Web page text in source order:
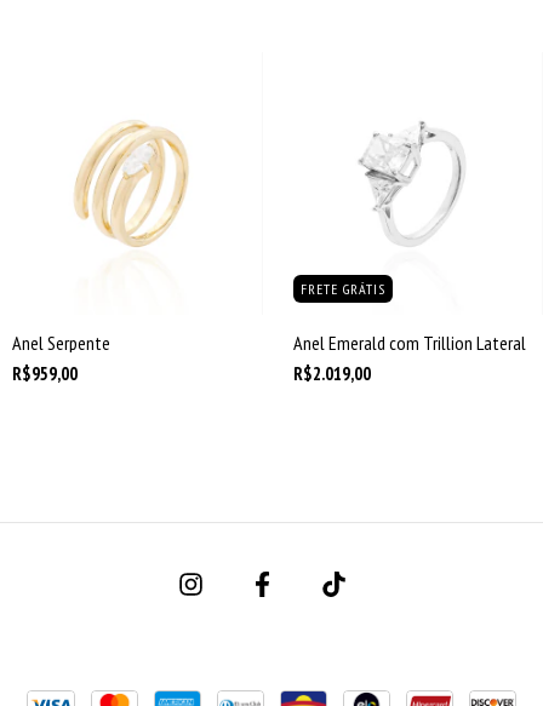
Anel Serpente
R$959,00
FRETE GRÁTIS
Anel Emerald com Trillion Lateral
R$2.019,00